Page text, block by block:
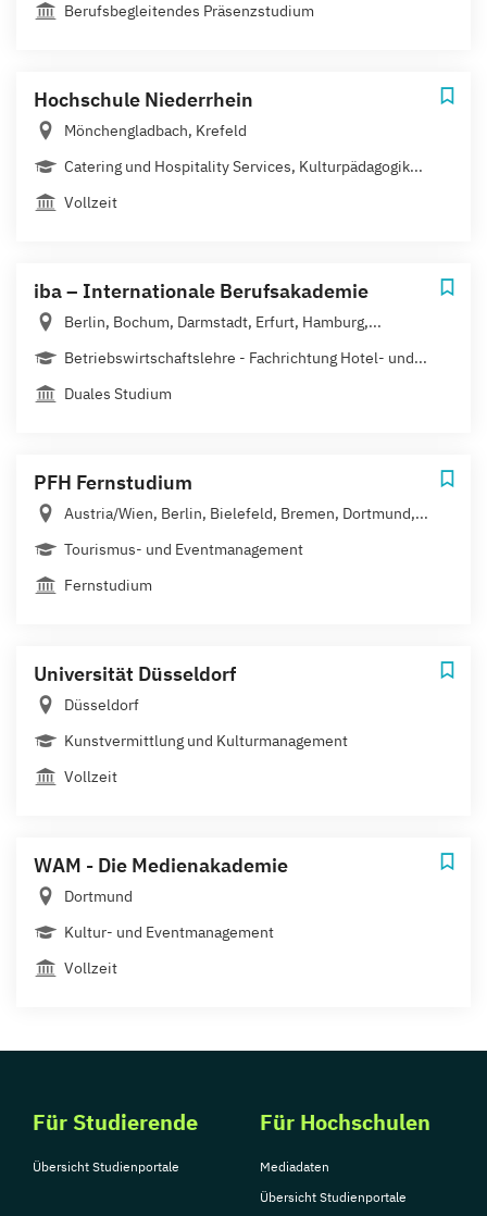
Berufsbegleitendes Präsenzstudium
Hochschule Niederrhein
Mönchengladbach, Krefeld
Catering und Hospitality Services, Kulturpädagogik...
Vollzeit
iba – Internationale Berufsakademie
Berlin, Bochum, Darmstadt, Erfurt, Hamburg,...
Betriebswirtschaftslehre - Fachrichtung Hotel- und...
Duales Studium
PFH Fernstudium
Austria/Wien, Berlin, Bielefeld, Bremen, Dortmund,...
Tourismus- und Eventmanagement
Fernstudium
Universität Düsseldorf
Düsseldorf
Kunstvermittlung und Kulturmanagement
Vollzeit
WAM - Die Medienakademie
Dortmund
Kultur- und Eventmanagement
Vollzeit
Für Studierende
Übersicht Studienportale
Für Hochschulen
Mediadaten
Übersicht Studienportale